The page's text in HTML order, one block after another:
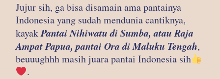
Jujur sih, ga bisa disamain ama pantainya
Indonesia yang sudah mendunia cantiknya,
kayakPantai Nihiwatu di Sumba, atau Raja
Ampat Papua, pantai Ora di Maluku Tengah,
beuuughhh masih juara pantai Indonesia sih
.